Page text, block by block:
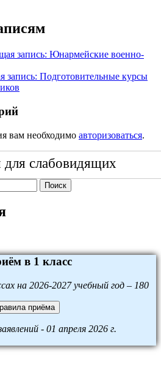
запись: Юнармейские военно-
запись: Подготовительные курсы
вам необходимо авторизоваться.
для слабовидящих
Поиск
в 1 класс
на 2026-2027 учебный год – 180
приёма
- 01 апреля 2026 г.